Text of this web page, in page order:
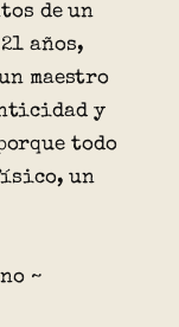
de un
años,
maestro
y
todo
un
~